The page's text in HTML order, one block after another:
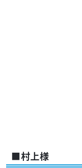
■村上様